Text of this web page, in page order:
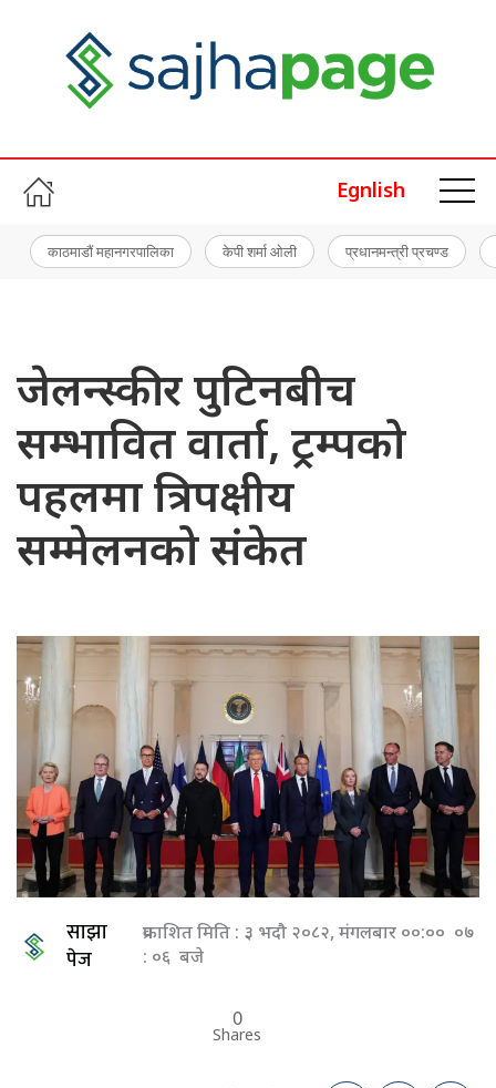
Egnlish
काठमाडौं महानगरपालिका केपी शर्मा ओली प्रधानमन्त्री प्रचण्ड
जेलन्स्की र पुटिनबीच
सम्भावित वार्ता, ट्रम्पको
पहलमा त्रिपक्षीय
सम्मेलनको संकेत
साझा
पेज
प्रकाशित मिति : ३ भदौ २०८२, मंगलबार ००:०० ०७
: ०६ बजे
0
Shares